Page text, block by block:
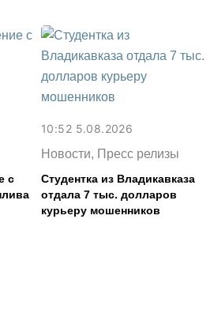
с
10:52 5.08.2026
Новости, Пресс релизы
Студентка из Владикавказа
отдала 7 тыс. долларов
курьеру мошенников